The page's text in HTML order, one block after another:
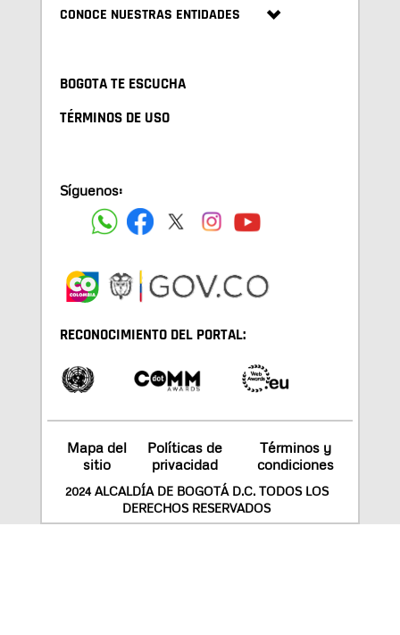
CONOCE NUESTRAS ENTIDADES
BOGOTA TE ESCUCHA
TÉRMINOS DE USO
Síguenos:
RECONOCIMIENTO DEL PORTAL:
Mapa del
sitio
Políticas de
privacidad
Términos y
condiciones
2024 ALCALDÍA DE BOGOTÁ D.C. TODOS LOS
DERECHOS RESERVADOS